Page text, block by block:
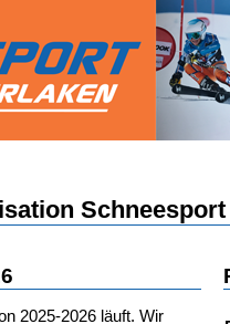
2025-2026 läuft. Wir